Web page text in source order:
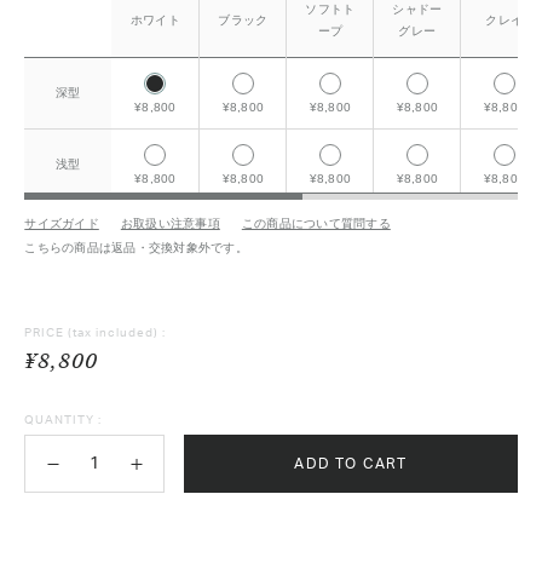
ホワイト ブラック
ソフトト
ープ
シャドー
グレー
クレイ
深型
¥8,800
¥8,800 ¥8,800 ¥8,800 ¥8,800
浅型
¥8,800
¥8,800 ¥8,800 ¥8,800 ¥8,800
サイズガイド お取扱い注意事項
この商品について質問する
こちらの商品は返品・交換対象外です。
PRICE (tax included) :
¥8,800
QUANTITY :
ADD TO CART